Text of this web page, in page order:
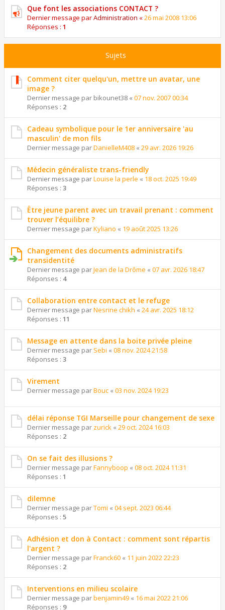
Que font les associations CONTACT ?
Dernier message parAdministration «26 mai 2008 13:06
Réponses : 1
Sujets
Comment citer quelqu'un, mettre un avatar, une
image ?
Dernier message par bikounet38 « 07 nov. 2007 00:34
Réponses : 2
Cadeau symbolique pour le 1er anniversaire 'au
masculin' de mon fils
Dernier message parDanielleM408 « 29 avr. 2026 19:26
Médecin généraliste trans-friendly
Dernier message parLouise la perle « 18 oct. 2025 19:49
Réponses : 3
Être jeune parent avec un travail prenant : comment
trouver l’équilibre ?
Dernier message parKyliano « 19 août 2025 13:26
Changement des documents administratifs
transidentité
Dernier message parJean de la Drôme « 07 avr. 2026 18:47
Réponses : 4
Collaboration entre contact et le refuge
Dernier message parNesrine chikh « 24 avr. 2025 18:12
Réponses : 11
Message en attente dans la boite privée pleine
Dernier message par Sebi « 08 nov. 2024 21:58
Réponses : 3
Virement
Dernier message parBouc « 03 nov. 2024 19:23
délai réponse TGI Marseille pour changement de sexe
Dernier message par zurick « 29 oct. 2024 16:03
Réponses : 2
On se fait des illusions ?
Dernier message parFannyboop « 08 oct. 2024 11:31
Réponses : 1
dilemne
Dernier message parTomi « 04 sept. 2023 06:44
Réponses : 5
Adhésion et don à Contact : comment sont répartis
l'argent ?
Dernier message parFranck60 « 11 juin 2022 22:23
Réponses : 2
Interventions en milieu scolaire
Dernier message parbenjamin49 « 16 mai 2022 21:06
Réponses : 9